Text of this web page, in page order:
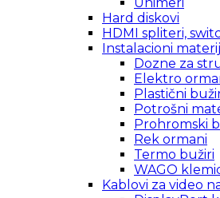
Hard diskovi
HDMI spliteri,
Instalacioni
Dozne za
Elektro
Plastični
Potrošni
Prohromski
Rek ormani
Termo bužiri
WAGO
Kablovi za video